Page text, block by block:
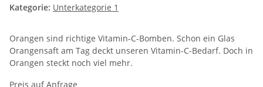
Kategorie: Unterkategorie 1
Orangen sind richtige Vitamin-C-Bomben. Schon ein Glas
Orangensaft am Tag deckt unseren Vitamin-C-Bedarf. Doch in
Orangen steckt noch viel mehr.
Preis auf Anfrage